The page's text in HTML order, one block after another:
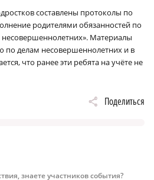
составлены протоколы по
родителями обязанностей по
Материалы
по делам несовершеннолетних и в
что ранее эти ребята на учёте не
Поделиться
знаете участников события?